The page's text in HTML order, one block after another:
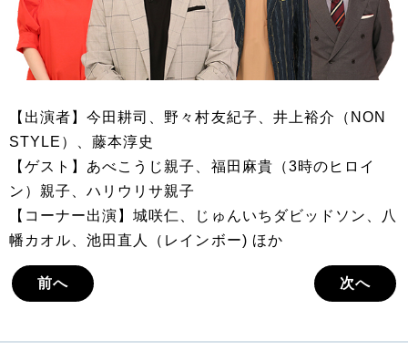
【出演者】今田耕司、野々村友紀子、井上裕介（NON
STYLE）、藤本淳史
【ゲスト】あべこうじ親子、福田麻貴（3時のヒロイ
ン）親子、ハリウリサ親子
【コーナー出演】城咲仁、じゅんいちダビッドソン、八
幡カオル、池田直人（レインボー) ほか
前へ 次へ